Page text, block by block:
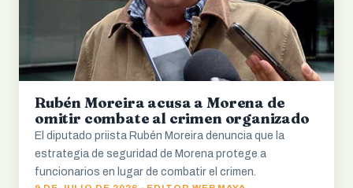
Rubén Moreira acusa a Morena de
omitir combate al crimen organizado
El diputado priista Rubén Moreira denuncia que la
estrategia de seguridad de Morena protege a
funcionarios en lugar de combatir el crimen.